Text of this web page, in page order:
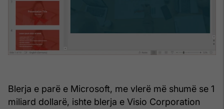
Blerja e parë e Microsoft, me vlerë më shumë se 1
miliard dollarë, ishte blerja e Visio Corporation